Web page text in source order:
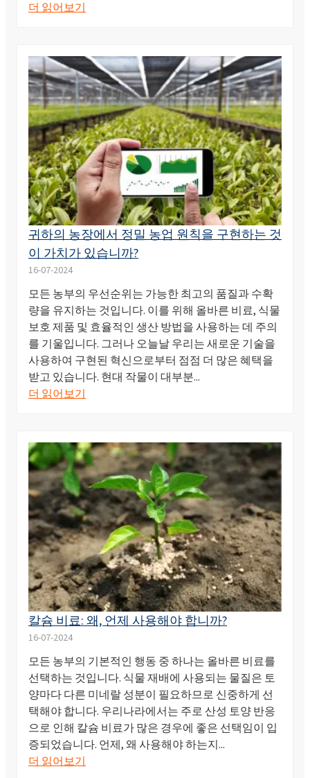
더 읽어보기
귀하의 농장에서 정밀 농업 원칙을 구현하는 것
이 가치가 있습니까?
16-07-2024
모든 농부의 우선순위는 가능한 최고의 품질과 수확
량을 유지하는 것입니다. 이를 위해 올바른 비료, 식물
보호 제품 및 효율적인 생산 방법을 사용하는 데 주의
를 기울입니다. 그러나 오늘날 우리는 새로운 기술을
사용하여 구현된 혁신으로부터 점점 더 많은 혜택을
받고 있습니다. 현대 작물이 대부분...
더 읽어보기
칼슘 비료: 왜, 언제 사용해야 합니까?
16-07-2024
모든 농부의 기본적인 행동 중 하나는 올바른 비료를
선택하는 것입니다. 식물 재배에 사용되는 물질은 토
양마다 다른 미네랄 성분이 필요하므로 신중하게 선
택해야 합니다. 우리나라에서는 주로 산성 토양 반응
으로 인해 칼슘 비료가 많은 경우에 좋은 선택임이 입
증되었습니다. 언제, 왜 사용해야 하는지...
더 읽어보기